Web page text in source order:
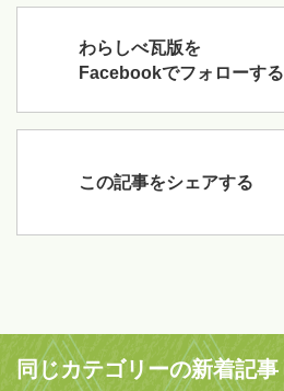
わらしべ瓦版を
Facebookでフォローする
この記事をシェアする
同じカテゴリーの新着記事